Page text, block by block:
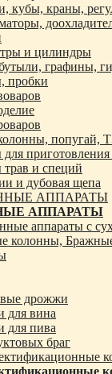
кубы, краны,
и цилиндры
графины,
пробки
попугай,
приготовления
и специй
и дубовая щепа
АППАРАТЫ
аппараты с
колонны,
дрожжи
для вина
для пива
браг